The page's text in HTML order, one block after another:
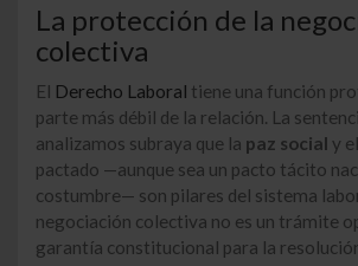
La protección de la
colectiva
El Derecho Laboral tiene una función
parte más débil de la relación. La
analizamos subraya que la paz social y
pactado —aunque sea un pacto tácito
costumbre— son pilares del sistema
negociación colectiva no es un trámite
garantía constitucional para la